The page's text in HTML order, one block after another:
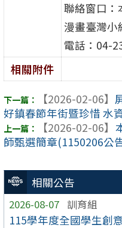
相關公告
2026-08-07 訓育組
115學年度全國學生創
聯絡窗口：
漫畫臺灣小
電話：04-
相關附件
【2026-02-06】
好鎮春節年街暨珍惜 水
【2026-02-06】
師甄選簡章(1150206公